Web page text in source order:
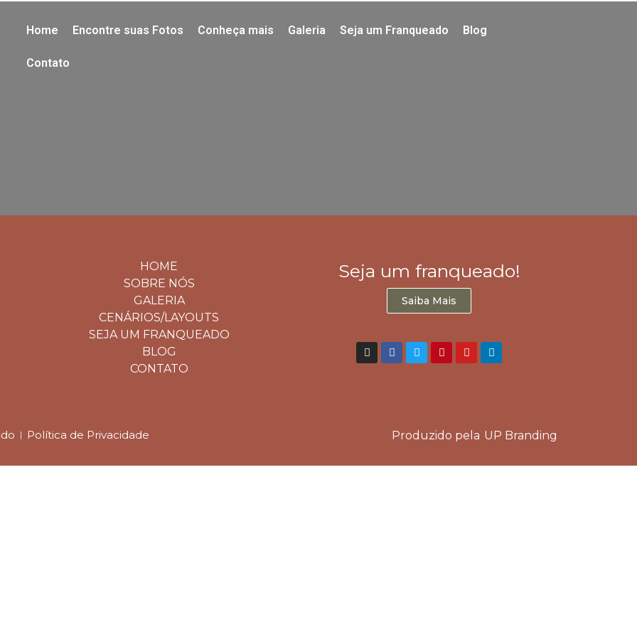
Home Encontre suas Fotos Conheça mais Galeria Seja um Franqueado Blog
Contato
HOME
SOBRE NÓS
GALERIA
CENÁRIOS/LAYOUTS
SEJA UM FRANQUEADO
BLOG
CONTATO
Seja um franqueado!
Saiba Mais
Política de Privacidade Produzido pela UP Branding